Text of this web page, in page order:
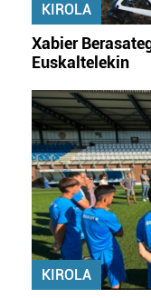
KIROLA
Xabier
Euskaltelekin
KIROLA